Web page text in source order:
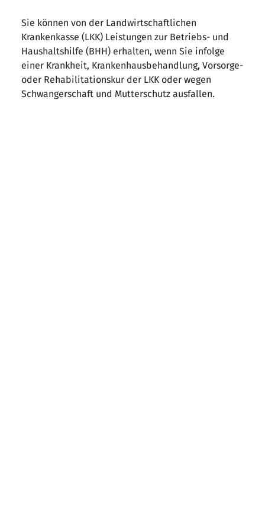
Sie können von der Landwirtschaftlichen
Krankenkasse (LKK) Leistungen zur Betriebs- und
Haushaltshilfe (BHH) erhalten, wenn Sie infolge
einer Krankheit, Krankenhausbehandlung, Vorsorge-
oder Rehabilitationskur der LKK oder wegen
Schwangerschaft und Mutterschutz ausfallen.